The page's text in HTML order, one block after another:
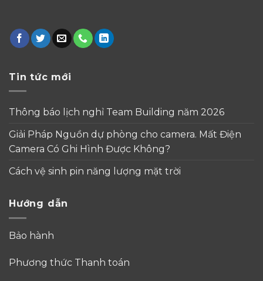
Tin tức mới
Thông báo lịch nghỉ Team Building năm 2026
Giải Pháp Nguồn dự phòng cho camera. Mất Điện
Camera Có Ghi Hình Được Không?
Cách vệ sinh pin năng lượng mặt trời
Hướng dẫn
Bảo hành
Phương thức Thanh toán